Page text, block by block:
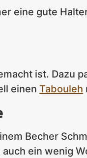
eine gute
ist. Dazu
einen Tabouleh
Becher
ein wenig